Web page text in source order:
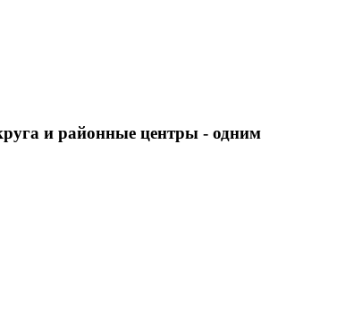
и районные центры - одним